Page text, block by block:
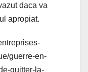
daca va
apropiat.
guerre-en-
quitter-la-